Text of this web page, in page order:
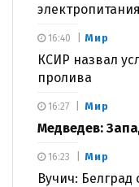
Мир
КСИР назвал
пролива
16:40
Мир
Медведев:
16:27
Мир
Вучич: Белград
16:23